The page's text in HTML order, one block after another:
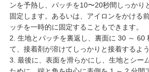
ンを予熱し、パッチを10〜20秒間しっかり
固定します。あるいは、アイロンをかける
ッチを一時的に固定することもできます。
2. 生地とパッチを裏返し、裏面に 30 ～ 60
て、接着剤が溶けてしっかりと接着するよう
3. 最後に、表面を滑らかにし、生地とシー